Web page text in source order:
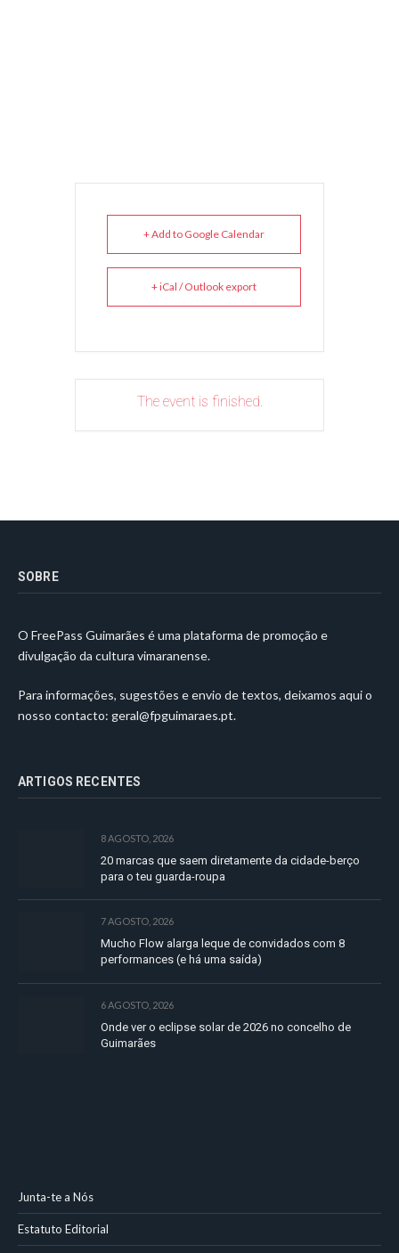
+ Add to Google Calendar
+ iCal / Outlook export
The event is finished.
SOBRE
O FreePass Guimarães é uma plataforma de promoção e
divulgação da cultura vimaranense.
Para informações, sugestões e envio de textos, deixamos aqui o
nosso contacto: geral@fpguimaraes.pt.
ARTIGOS RECENTES
8 AGOSTO, 2026
20 marcas que saem diretamente da cidade-berço
para o teu guarda-roupa
7 AGOSTO, 2026
Mucho Flow alarga leque de convidados com 8
performances (e há uma saída)
6 AGOSTO, 2026
Onde ver o eclipse solar de 2026 no concelho de
Guimarães
Junta-te a Nós
Estatuto Editorial